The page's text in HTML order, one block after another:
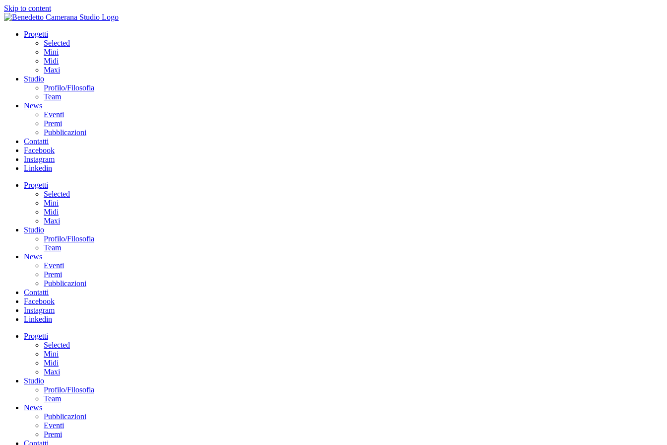
Skip to content
Progetti
Selected
Mini
Midi
Maxi
Studio
Profilo/Filosofia
Team
News
Eventi
Premi
Pubblicazioni
Contatti
Facebook
Instagram
Linkedin
Progetti
Selected
Mini
Midi
Maxi
Studio
Profilo/Filosofia
Team
News
Eventi
Premi
Pubblicazioni
Contatti
Facebook
Instagram
Linkedin
Progetti
Selected
Mini
Midi
Maxi
Studio
Profilo/Filosofia
Team
News
Pubblicazioni
Eventi
Premi
Contatti